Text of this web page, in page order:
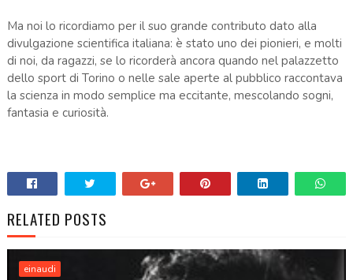
Ma noi lo ricordiamo per il suo grande contributo dato alla
divulgazione scientifica italiana: è stato uno dei pionieri, e molti
di noi, da ragazzi, se lo ricorderà ancora quando nel palazzetto
dello sport di Torino o nelle sale aperte al pubblico raccontava
la scienza in modo semplice ma eccitante, mescolando sogni,
fantasia e curiosità.
RELATED POSTS
einaudi